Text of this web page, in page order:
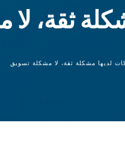
ثقة،
لديها مشكلة ثقة، لا مشكلة تسويق